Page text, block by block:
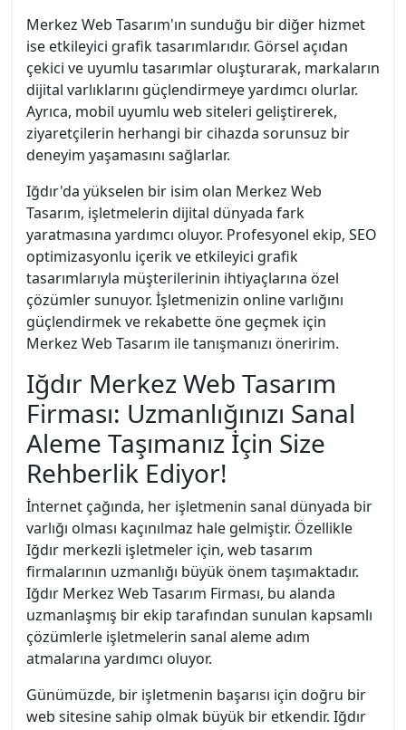
Merkez Web Tasarım'ın sunduğu bir diğer hizmet
ise etkileyici grafik tasarımlarıdır. Görsel açıdan
çekici ve uyumlu tasarımlar oluşturarak, markaların
dijital varlıklarını güçlendirmeye yardımcı olurlar.
Ayrıca, mobil uyumlu web siteleri geliştirerek,
ziyaretçilerin herhangi bir cihazda sorunsuz bir
deneyim yaşamasını sağlarlar.
Iğdır'da yükselen bir isim olan Merkez Web
Tasarım, işletmelerin dijital dünyada fark
yaratmasına yardımcı oluyor. Profesyonel ekip, SEO
optimizasyonlu içerik ve etkileyici grafik
tasarımlarıyla müşterilerinin ihtiyaçlarına özel
çözümler sunuyor. İşletmenizin online varlığını
güçlendirmek ve rekabette öne geçmek için
Merkez Web Tasarım ile tanışmanızı öneririm.
Iğdır Merkez Web Tasarım
Firması: Uzmanlığınızı Sanal
Aleme Taşımanız İçin Size
Rehberlik Ediyor!
İnternet çağında, her işletmenin sanal dünyada bir
varlığı olması kaçınılmaz hale gelmiştir. Özellikle
Iğdır merkezli işletmeler için, web tasarım
firmalarının uzmanlığı büyük önem taşımaktadır.
Iğdır Merkez Web Tasarım Firması, bu alanda
uzmanlaşmış bir ekip tarafından sunulan kapsamlı
çözümlerle işletmelerin sanal aleme adım
atmalarına yardımcı oluyor.
Günümüzde, bir işletmenin başarısı için doğru bir
web sitesine sahip olmak büyük bir etkendir. Iğdır